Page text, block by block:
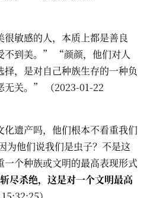
敏感的人，本质上都是善良
不到美。” “颜颜，他们对人
，是对自己种族生存的一种负
无关。” （2023-01-22
化遗产吗，他们根本不看重我们
他们说我们是虫子？不是这
个种族或文明的最高表现形式
斩尽杀绝，这是对一个文明最高